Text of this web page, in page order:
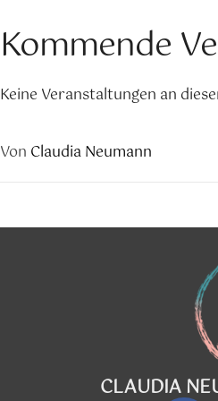
Kommende
Keine Veranstaltungen an
Von Claudia Neumann
CLAUDIA